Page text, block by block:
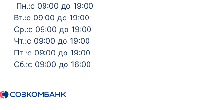
Пн.:с 09:00 до 19:00
Вт.:с 09:00 до 19:00
Ср.:с 09:00 до 19:00
Чт.:с 09:00 до 19:00
Пт.:с 09:00 до 19:00
Сб.:с 09:00 до 16:00